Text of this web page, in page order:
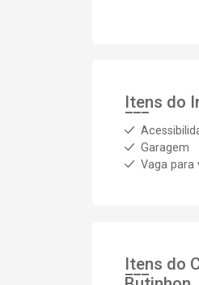
Itens do
Garagem
Vaga para
Itens do